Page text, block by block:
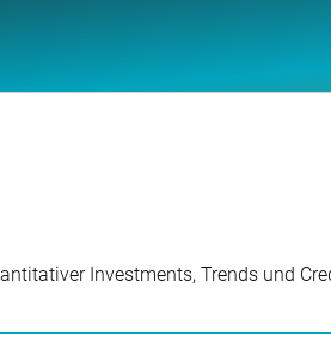
Investments, Trends und